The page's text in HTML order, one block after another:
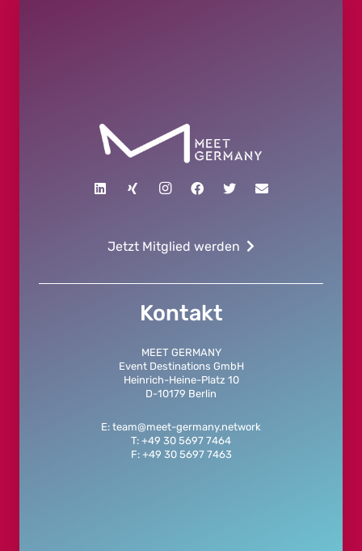
Jetzt Mitglied werden
Kontakt
MEET GERMANY
Event Destinations GmbH
Heinrich-Heine-Platz 10
D-10179 Berlin
E: team@meet-germany.network
T: +49 30 5697 7464
F: +49 30 5697 7463